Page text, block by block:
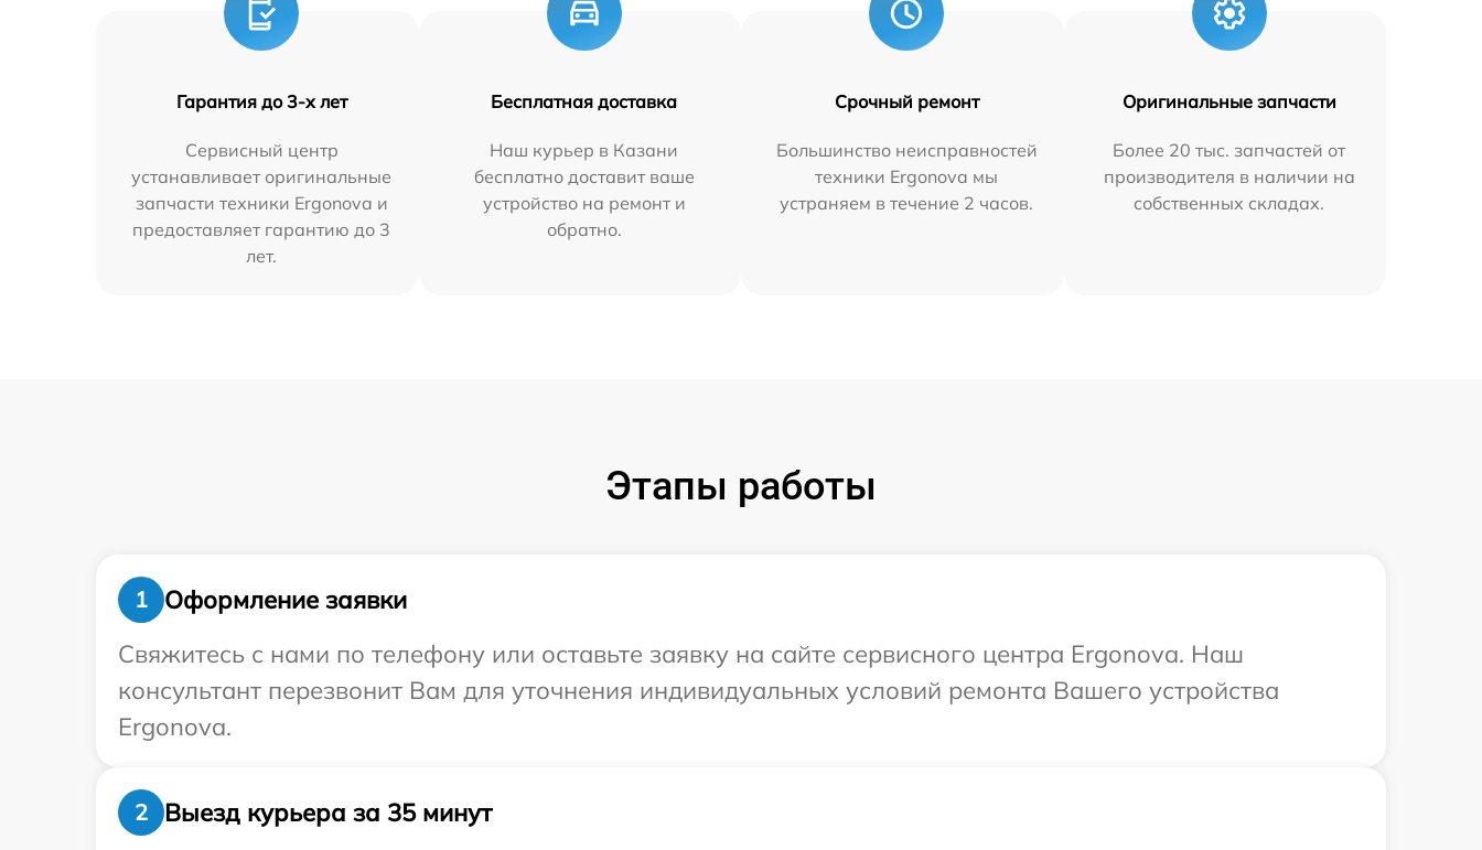
Гарантия до 3-х лет
Сервисный центр
устанавливает оригинальные
запчасти техники Ergonova и
предоставляет гарантию до 3
лет.
Бесплатная доставка
Наш курьер в Казани
бесплатно доставит ваше
устройство на ремонт и
обратно.
Срочный ремонт
Большинство неисправностей
техники Ergonova мы
устраняем в течение 2 часов.
Оригинальные запчасти
Более 20 тыс. запчастей от
производителя в наличии на
собственных складах.
Этапы работы
1
Оформление заявки
Свяжитесь с нами по телефону или оставьте заявку на сайте сервисного центра Ergonova. Наш
консультант перезвонит Вам для уточнения индивидуальных условий ремонта Вашего устройства
Ergonova.
2
Выезд курьера за 35 минут